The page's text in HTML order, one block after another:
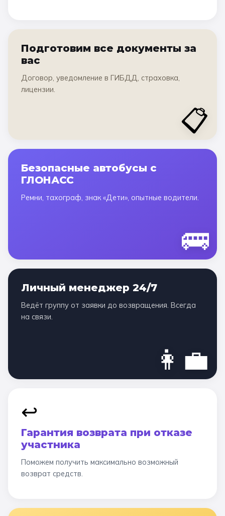
Подготовим все документы за
вас
Договор, уведомление в ГИБДД, страховка,
лицензии.
📋
Безопасные автобусы с
ГЛОНАСС
Ремни, тахограф, знак «Дети», опытные водители.
🚌
Личный менеджер 24/7
Ведёт группу от заявки до возвращения. Всегда
на связи.
👩‍💼
↩️
Гарантия возврата при отказе
участника
Поможем получить максимально возможный
возврат средств.